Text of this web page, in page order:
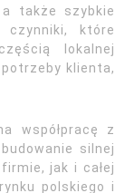
a także szybkie
czynniki, które
lokalnej
klienta,
współpracę z
silnej
jak i całej
polskiego i